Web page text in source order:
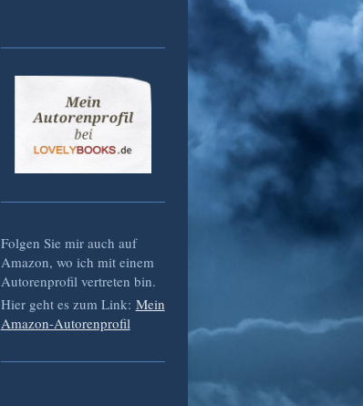
Folgen Sie mir auch auf
Amazon, wo ich mit einem
Autorenprofil vertreten bin.
Hier geht es zum Link: Mein
Amazon-Autorenprofil